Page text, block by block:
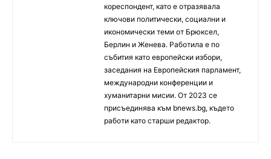
кореспондент, като е отразявала
ключови политически, социални и
икономически теми от Брюксел,
Берлин и Женева. Работила е по
събития като европейски избори,
заседания на Европейския парламент,
международни конференции и
хуманитарни мисии. От 2023 се
присъединява към bnews.bg, където
работи като старши редактор.